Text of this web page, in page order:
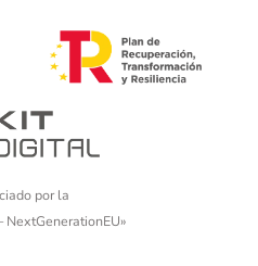
por la
NextGenerationEU»